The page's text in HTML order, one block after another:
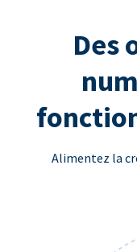
Des
Alimentez la